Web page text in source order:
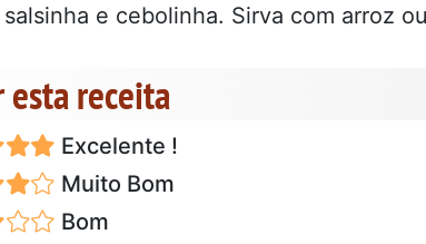
e cebolinha. Sirva com arroz
esta receita
Excelente !
Muito Bom
Bom